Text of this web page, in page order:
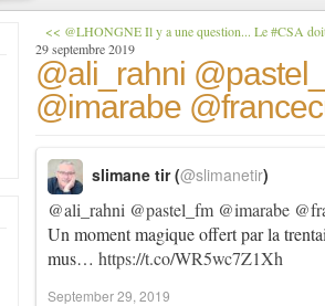
<< @LHONGNE Il y a une question... Le #CSA
29 septembre 2019
@ali_rahni
@imarabe
@ali_rahni @pastel_fm @imarabe
Un moment magique offert par la
mus… https://t.co/WR5wc7Z1Xh
slimane tir (@slimanetir)
September 29, 2019